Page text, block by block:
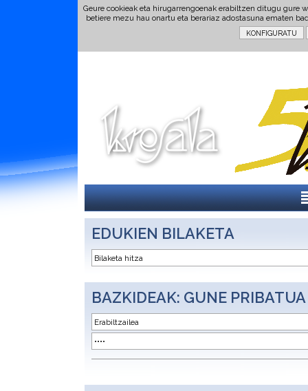
Geure cookieak eta hirugarrengoenak erabiltzen ditugu gure
betiere mezu hau onartu eta berariaz adostasuna ematen
EDUKIEN BILAKETA
BAZKIDEAK: GUNE PRIBATUA